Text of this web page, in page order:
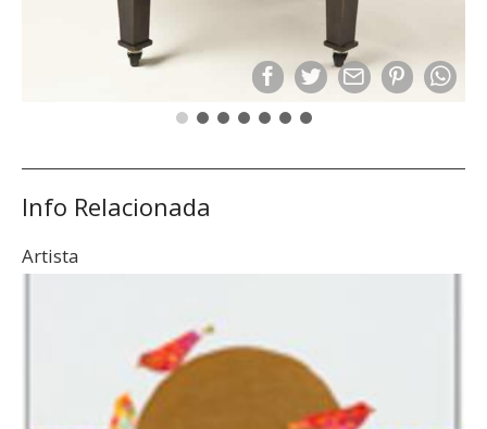
Info Relacionada
Artista